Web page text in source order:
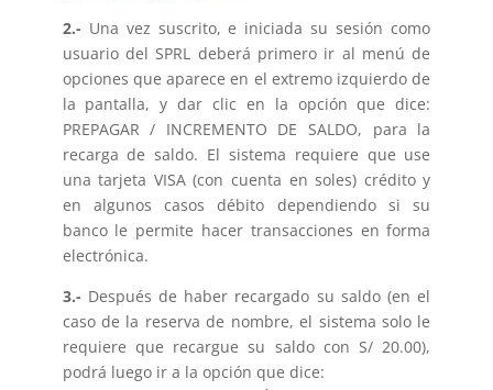
2.- Una vez suscrito, e iniciada su sesión como
usuario del SPRL deberá primero ir al menú de
opciones que aparece en el extremo izquierdo de
la pantalla, y dar clic en la opción que dice:
PREPAGAR / INCREMENTO DE SALDO, para la
recarga de saldo. El sistema requiere que use
una tarjeta VISA (con cuenta en soles) crédito y
en algunos casos débito dependiendo si su
banco le permite hacer transacciones en forma
electrónica.
3.- Después de haber recargado su saldo (en el
caso de la reserva de nombre, el sistema solo le
requiere que recargue su saldo con S/ 20.00),
podrá luego ir a la opción que dice: